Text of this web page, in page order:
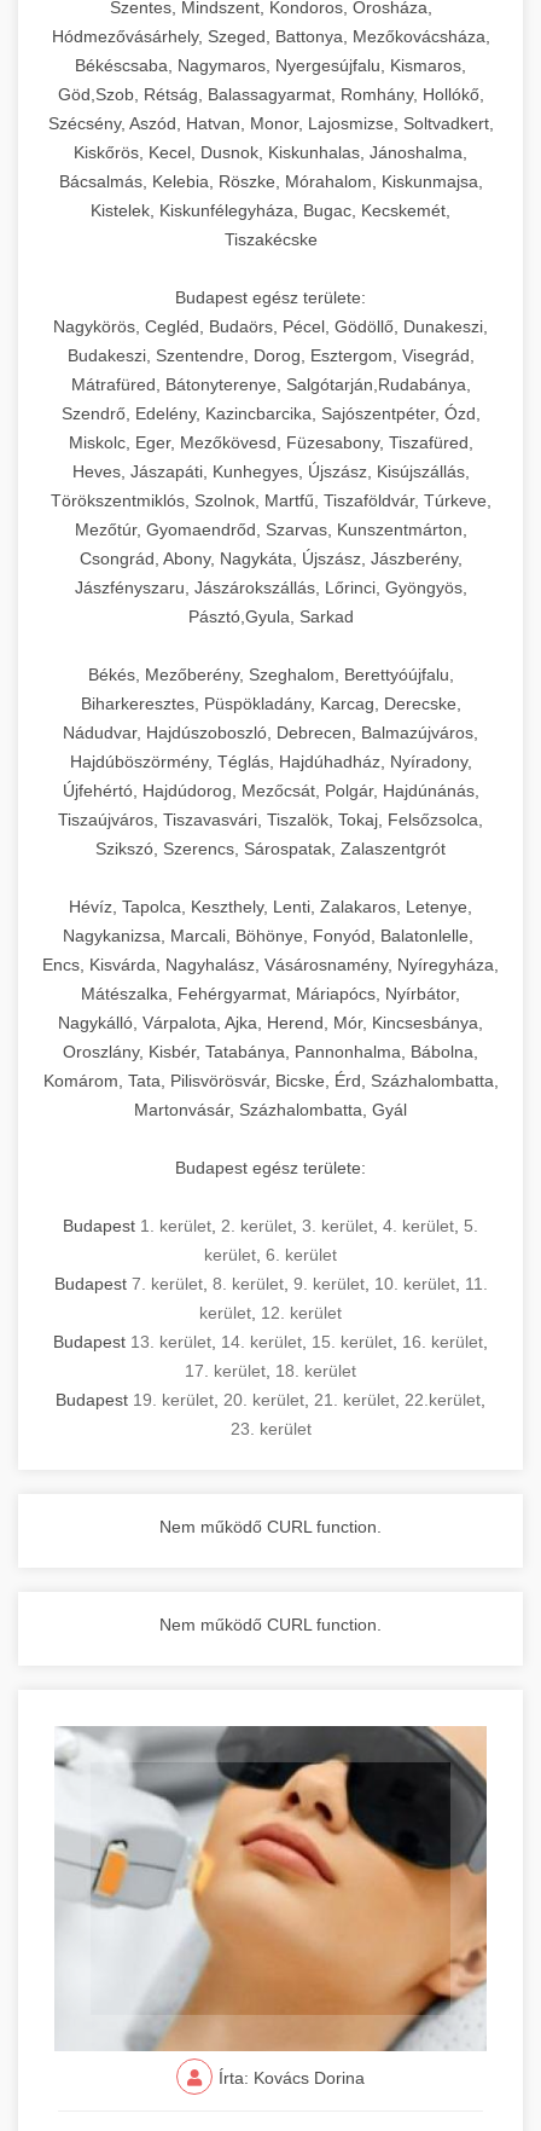
Szentes, Mindszent, Kondoros, Orosháza,
Hódmezővásárhely, Szeged, Battonya, Mezőkovácsháza,
Békéscsaba, Nagymaros, Nyergesújfalu, Kismaros,
Göd,Szob, Rétság, Balassagyarmat, Romhány, Hollókő,
Szécsény, Aszód, Hatvan, Monor, Lajosmizse, Soltvadkert,
Kiskőrös, Kecel, Dusnok, Kiskunhalas, Jánoshalma,
Bácsalmás, Kelebia, Röszke, Mórahalom, Kiskunmajsa,
Kistelek, Kiskunfélegyháza, Bugac, Kecskemét,
Tiszakécske
Budapest egész területe:
Nagykörös, Cegléd, Budaörs, Pécel, Gödöllő, Dunakeszi,
Budakeszi, Szentendre, Dorog, Esztergom, Visegrád,
Mátrafüred, Bátonyterenye, Salgótarján,Rudabánya,
Szendrő, Edelény, Kazincbarcika, Sajószentpéter, Ózd,
Miskolc, Eger, Mezőkövesd, Füzesabony, Tiszafüred,
Heves, Jászapáti, Kunhegyes, Újszász, Kisújszállás,
Törökszentmiklós, Szolnok, Martfű, Tiszaföldvár, Túrkeve,
Mezőtúr, Gyomaendrőd, Szarvas, Kunszentmárton,
Csongrád, Abony, Nagykáta, Újszász, Jászberény,
Jászfényszaru, Jászárokszállás, Lőrinci, Gyöngyös,
Pásztó,Gyula, Sarkad
Békés, Mezőberény, Szeghalom, Berettyóújfalu,
Biharkeresztes, Püspökladány, Karcag, Derecske,
Nádudvar, Hajdúszoboszló, Debrecen, Balmazújváros,
Hajdúböszörmény, Téglás, Hajdúhadház, Nyíradony,
Újfehértó, Hajdúdorog, Mezőcsát, Polgár, Hajdúnánás,
Tiszaújváros, Tiszavasvári, Tiszalök, Tokaj, Felsőzsolca,
Szikszó, Szerencs, Sárospatak, Zalaszentgrót
Hévíz, Tapolca, Keszthely, Lenti, Zalakaros, Letenye,
Nagykanizsa, Marcali, Böhönye, Fonyód, Balatonlelle,
Encs, Kisvárda, Nagyhalász, Vásárosnamény, Nyíregyháza,
Mátészalka, Fehérgyarmat, Máriapócs, Nyírbátor,
Nagykálló, Várpalota, Ajka, Herend, Mór, Kincsesbánya,
Oroszlány, Kisbér, Tatabánya, Pannonhalma, Bábolna,
Komárom, Tata, Pilisvörösvár, Bicske, Érd, Százhalombatta,
Martonvásár, Százhalombatta, Gyál
Budapest egész területe:
Budapest 1. kerület 2. kerület 3. kerület 4. kerület 5.
kerület 6. kerület
Budapest 7. kerület, 8. kerület, 9. kerület, 10. kerület, 11.
kerület 12. kerület
Budapest 13. kerület 14. kerület 15. kerület 16. kerület
17. kerület 18. kerület
Budapest 19. kerület 20. kerület 21. kerület 22.kerület
23. kerület
Nem működő CURL function.
Nem működő CURL function.
Írta: Kovács Dorina